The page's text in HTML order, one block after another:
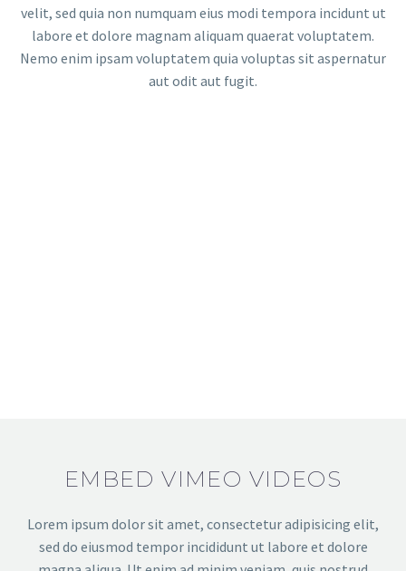
velit, sed quia non numquam eius modi tempora incidunt ut
labore et dolore magnam aliquam quaerat voluptatem.
Nemo enim ipsam voluptatem quia voluptas sit aspernatur
aut odit aut fugit.
EMBED VIMEO VIDEOS
Lorem ipsum dolor sit amet, consectetur adipisicing elit,
sed do eiusmod tempor incididunt ut labore et dolore